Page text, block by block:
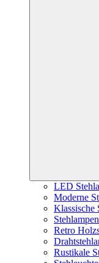
LED
Moderne
Klassische
Retro
Rustikale